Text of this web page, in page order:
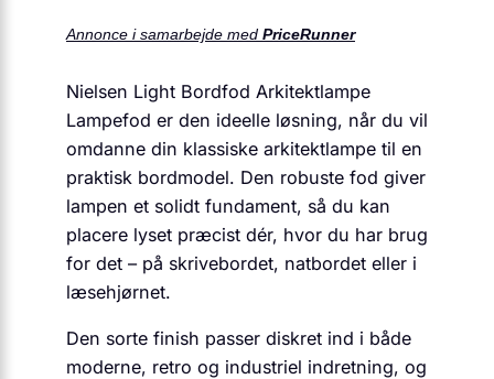
Annonce i samarbejde med PriceRunner
Nielsen Light Bordfod Arkitektlampe
Lampefod er den ideelle løsning, når du vil
omdanne din klassiske arkitektlampe til en
praktisk bordmodel. Den robuste fod giver
lampen et solidt fundament, så du kan
placere lyset præcist dér, hvor du har brug
for det – på skrivebordet, natbordet eller i
læsehjørnet.
Den sorte finish passer diskret ind i både
moderne, retro og industriel indretning, og